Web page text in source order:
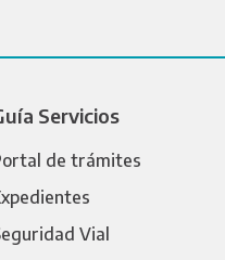
Servicios
de trámites
Vial